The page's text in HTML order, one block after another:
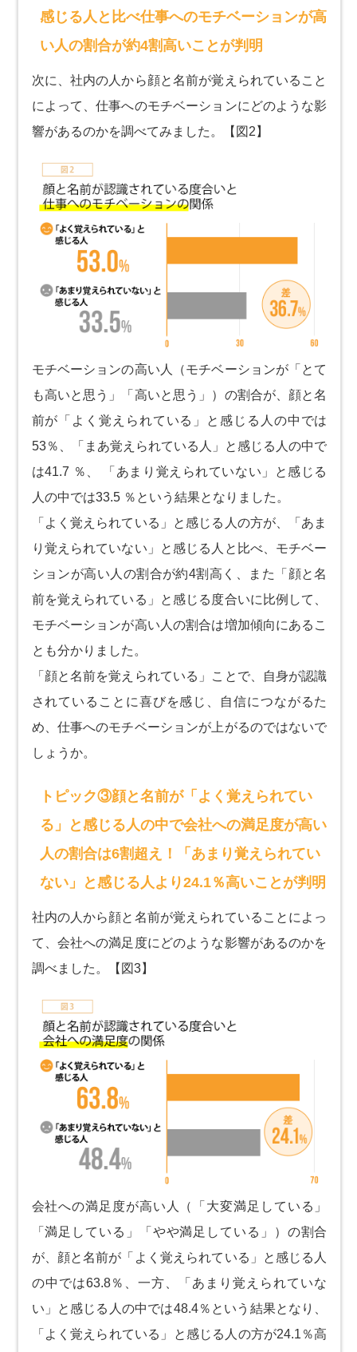
感じる人と比べ仕事へのモチベーションが高
い人の割合が約4割高いことが判明
次に、社内の人から顔と名前が覚えられていること
によって、仕事へのモチベーションにどのような影
響があるのかを調べてみました。【図2】
モチベーションの高い人（モチベーションが「とて
も高いと思う」「高いと思う」）の割合が、顔と名
前が「よく覚えられている」と感じる人の中では
53％、「まあ覚えられている人」と感じる人の中で
は41.7 ％、 「あまり覚えられていない」と感じる
人の中では33.5 ％という結果となりました。
「よく覚えられている」と感じる人の方が、「あま
り覚えられていない」と感じる人と比べ、モチベー
ションが高い人の割合が約4割高く、また「顔と名
前を覚えられている」と感じる度合いに比例して、
モチベーションが高い人の割合は増加傾向にあるこ
とも分かりました。
「顔と名前を覚えられている」ことで、自身が認識
されていることに喜びを感じ、自信につながるた
め、仕事へのモチベーションが上がるのではないで
しょうか。
トピック③顔と名前が「よく覚えられてい
る」と感じる人の中で会社への満足度が高い
人の割合は6割超え！「あまり覚えられてい
ない」と感じる人より24.1％高いことが判明
社内の人から顔と名前が覚えられていることによっ
て、会社への満足度にどのような影響があるのかを
調べました。【図3】
会社への満足度が高い人（「大変満足している」
「満足している」「やや満足している」）の割合
が、顔と名前が「よく覚えられている」と感じる人
の中では63.8％、一方、「あまり覚えられていな
い」と感じる人の中では48.4％という結果となり、
「よく覚えられている」と感じる人の方が24.1％高